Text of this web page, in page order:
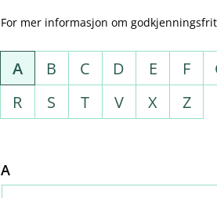
For mer informasjon om
A B C D E F
R
S T V X Z
A